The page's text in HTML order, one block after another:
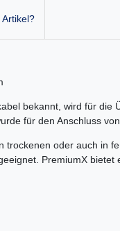
bekannt, wird für
für den Anschluss
oder auch in
PremiumX